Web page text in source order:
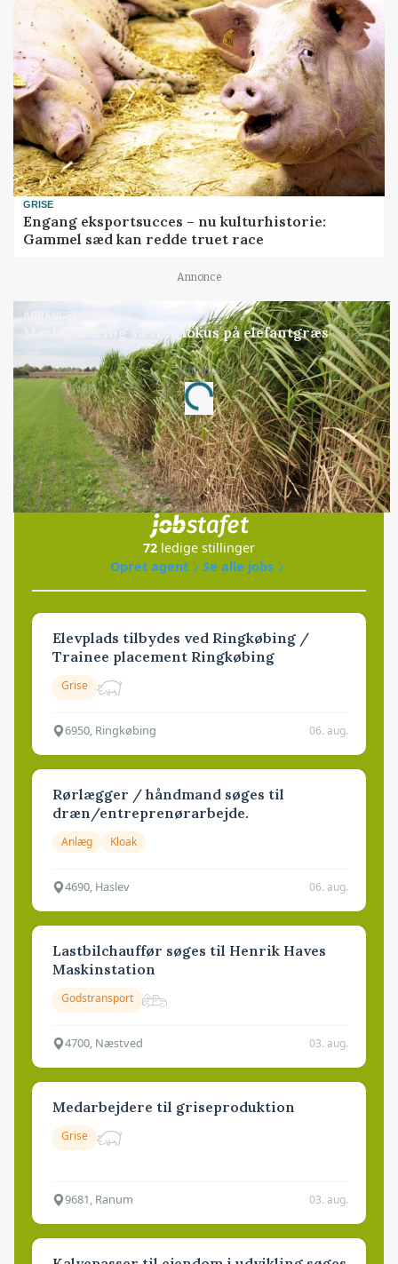
GRISE
Engang eksportsucces – nu kulturhistorie:
Gammel sæd kan redde truet race
Annonce
ARRANGEMENT
Markvandring sætter fokus på elefantgræs
Annonce
Loading...
Jobs
i samarbejde med
72 ledige stillinger
Opret agent
Se alle jobs
Elevplads tilbydes ved Ringkøbing /
Trainee placement Ringkøbing
Grise
6950, Ringkøbing 06. aug.
Rørlægger / håndmand søges til
dræn/entreprenørarbejde.
Anlæg Kloak
4690, Haslev 06. aug.
Lastbilchauffør søges til Henrik Haves
Maskinstation
Godstransport
4700, Næstved 03. aug.
Medarbejdere til griseproduktion
Grise
9681, Ranum 03. aug.